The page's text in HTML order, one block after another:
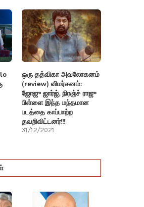
ஒரு தத்விகா அவலோகனம்
(review) விமர்சனம்:
ஜோஜு ஜார்ஜ், நிரஞ்ச் ராஜு
பிள்ளை இந்த மந்தமான
படத்தை காப்பாற்ற
தவறிவிட்டனர்!!!
31/12/2021